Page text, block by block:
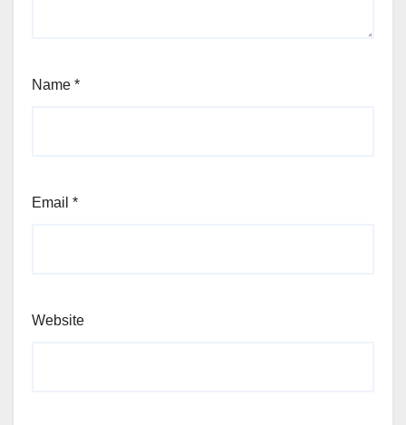
Name *
Email *
Website